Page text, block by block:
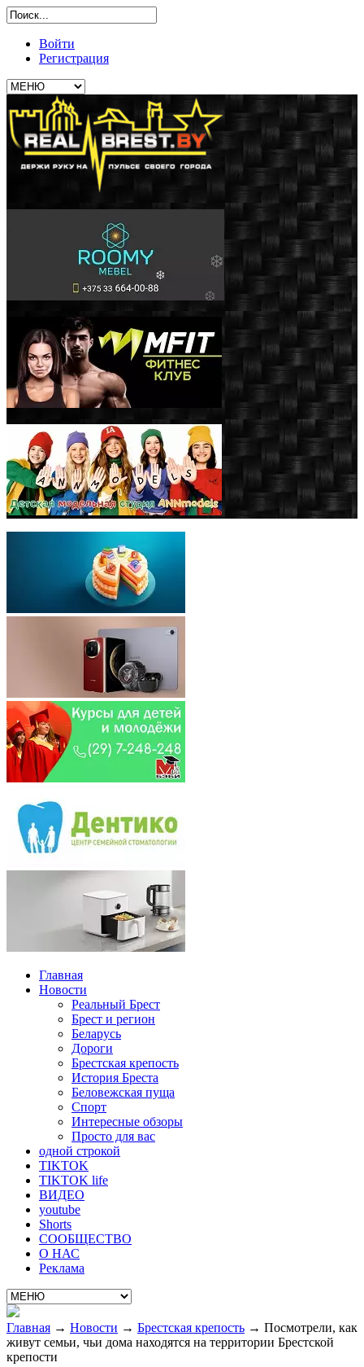
Войти
Регистрация
Главная
Новости
Реальный Брест
Брест и регион
Беларусь
Дороги
Брестская крепость
История Бреста
Беловежская пуща
Спорт
Интересные обзоры
Просто для вас
одной строкой
TIKTOK
TIKTOK life
ВИДЕО
youtube
Shorts
СООБЩЕСТВО
О НАС
Реклама
Главная → Новости → Брестская крепость → Посмотрели, как
живут семьи, чьи дома находятся на территории Брестской
крепости